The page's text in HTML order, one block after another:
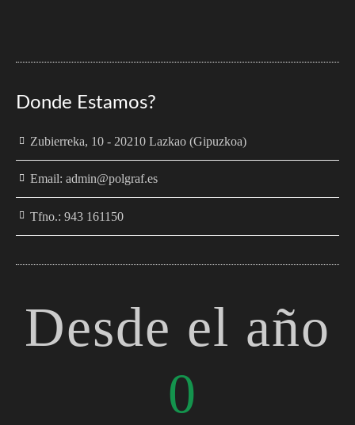
Donde Estamos?
Zubierreka, 10 - 20210 Lazkao (Gipuzkoa)
Email: admin@polgraf.es
Tfno.: 943 161150
Desde el año
0